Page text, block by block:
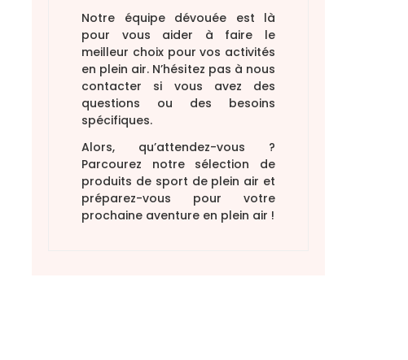
Notre équipe dévouée est là
pour vous aider à faire le
meilleur choix pour vos activités
en plein air. N’hésitez pas à nous
contacter si vous avez des
questions ou des besoins
spécifiques.
Alors, qu’attendez-vous ?
Parcourez notre sélection de
produits de sport de plein air et
préparez-vous pour votre
prochaine aventure en plein air !